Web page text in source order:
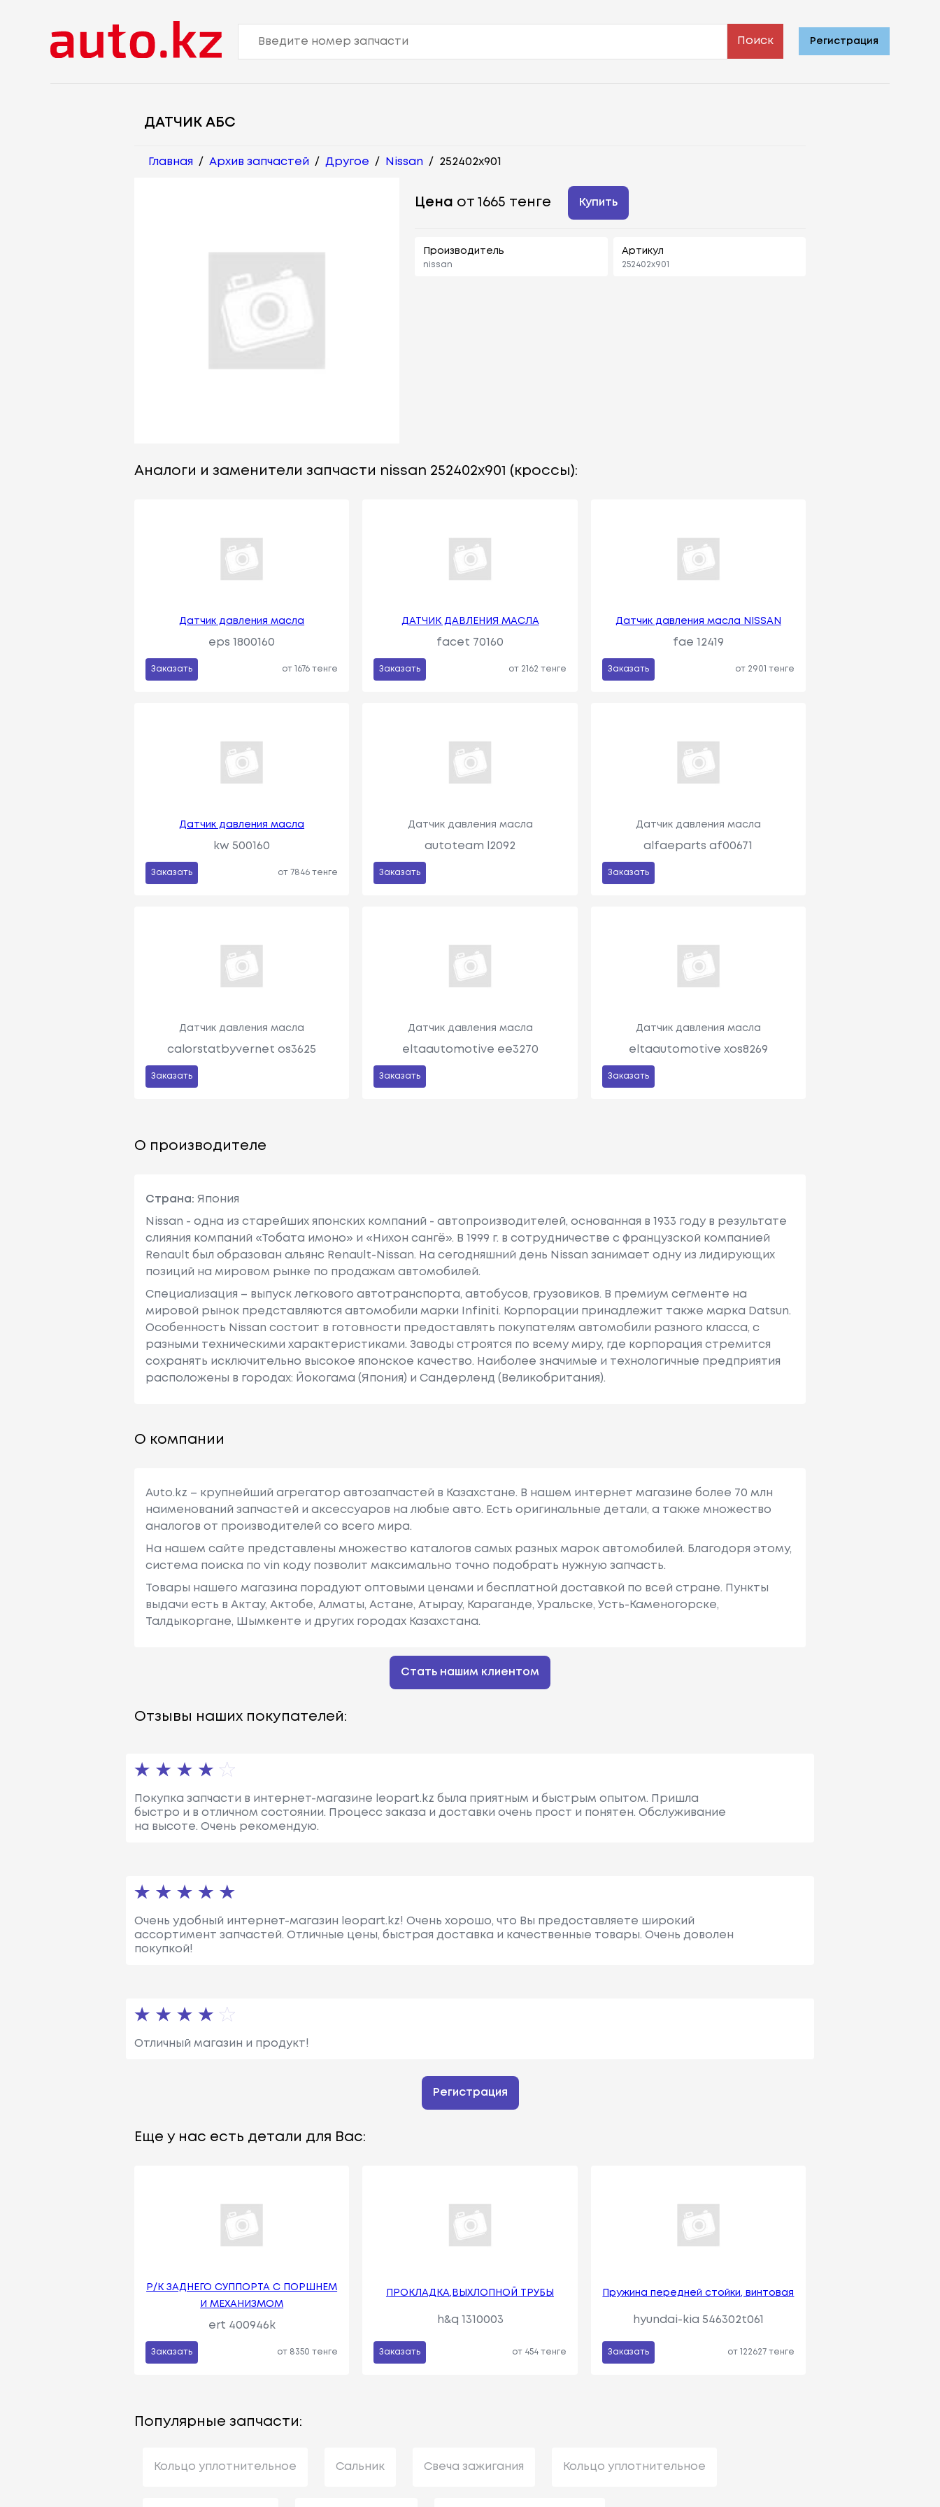
Поиск Регистрация
ДАТЧИК АБС
Главная / Архив запчастей / Другое / Nissan / 252402x901
Цена от 1665 тенге Купить
Производитель
nissan
Артикул
252402x901
Аналоги и заменители запчасти nissan 252402x901 (кроссы):
Датчик давления масла
eps 1800160
Заказать от 1676 тенге
ДАТЧИК ДАВЛЕНИЯ МАСЛА
facet 70160
Заказать от 2162 тенге
Датчик давления масла NISSAN
fae 12419
Заказать от 2901 тенге
Датчик давления масла
kw 500160
Заказать от 7846 тенге
Датчик давления масла
autoteam l2092
Заказать
Датчик давления масла
alfaeparts af00671
Заказать
Датчик давления масла
calorstatbyvernet os3625
Заказать
Датчик давления масла
eltaautomotive ee3270
Заказать
Датчик давления масла
eltaautomotive xos8269
Заказать
О производителе
Страна: Япония
Nissan - одна из старейших японских компаний - автопроизводителей, основанная в 1933 году в результате
слияния компаний «Тобата имоно» и «Нихон сангё». В 1999 г. в сотрудничестве с французcкой компанией
Renault был образован альянс Renault-Nissan. На сегодняшний день Nissan занимает одну из лидирующих
позиций на мировом рынке по продажам автомобилей.
Специализация – выпуск легкового автотранспорта, автобусов, грузовиков. В премиум сегменте на
мировой рынок представляются автомобили марки Infiniti. Корпорации принадлежит также марка Datsun.
Особенность Nissan состоит в готовности предоставлять покупателям автомобили разного класса, с
разными техническими характеристиками. Заводы строятся по всему миру, где корпорация стремится
сохранять исключительно высокое японское качество. Наиболее значимые и технологичные предприятия
расположены в городах: Йокогама (Япония) и Сандерленд (Великобритания).
О компании
Auto.kz – крупнейший агрегатор автозапчастей в Казахстане. В нашем интернет магазине более 70 млн
наименований запчастей и аксессуаров на любые авто. Есть оригинальные детали, а также множество
аналогов от производителей со всего мира.
На нашем сайте представлены множество каталогов самых разных марок автомобилей. Благодоря этому,
система поиска по vin коду позволит максимально точно подобрать нужную запчасть.
Товары нашего магазина порадуют оптовыми ценами и бесплатной доставкой по всей стране. Пункты
выдачи есть в Актау, Актобе, Алматы, Астане, Атырау, Караганде, Уральске, Усть-Каменогорске,
Талдыкоргане, Шымкенте и других городах Казахстана.
Стать нашим клиентом
Отзывы наших покупателей:
Покупка запчасти в интернет-магазине leopart.kz была приятным и быстрым опытом. Пришла
быстро и в отличном состоянии. Процесс заказа и доставки очень прост и понятен. Обслуживание
на высоте. Очень рекомендую.
Очень удобный интернет-магазин leopart.kz! Очень хорошо, что Вы предоставляете широкий
ассортимент запчастей. Отличные цены, быстрая доставка и качественные товары. Очень доволен
покупкой!
Отличный магазин и продукт!
Регистрация
Еще у нас есть детали для Вас:
Р/К ЗАДНЕГО СУППОРТА С ПОРШНЕМ
И МЕХАНИЗМОМ
ert 400946k
Заказать от 8350 тенге
ПРОКЛАДКА,ВЫХЛОПНОЙ ТРУБЫ
h&q 1310003
Заказать от 454 тенге
Пружина передней стойки, винтовая
hyundai-kia 546302t061
Заказать от 122627 тенге
Популярные запчасти:
Кольцо уплотнительное Сальник Свеча зажигания Кольцо уплотнительное